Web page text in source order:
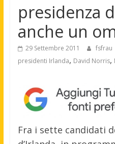
presidenza
anche un
29 Settembre 2011 fsfrau
presidenti Irlanda, David Norris,
Fra i sette candidati